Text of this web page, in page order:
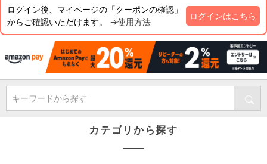
ログイン後、マイページの「クーポンの確認」
からご確認いただけます。 →使用方法
ログインはこちら
キーワードから探す
カテゴリから探す